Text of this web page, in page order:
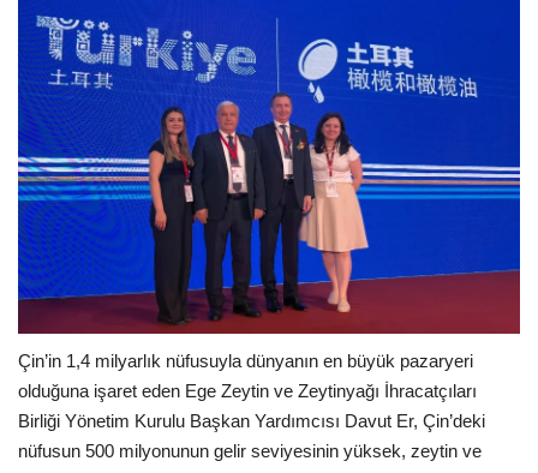
Çin’in 1,4 milyarlık nüfusuyla dünyanın en büyük pazaryeri
olduğuna işaret eden Ege Zeytin ve Zeytinyağı İhracatçıları
Birliği Yönetim Kurulu Başkan Yardımcısı Davut Er, Çin’deki
nüfusun 500 milyonunun gelir seviyesinin yüksek, zeytin ve